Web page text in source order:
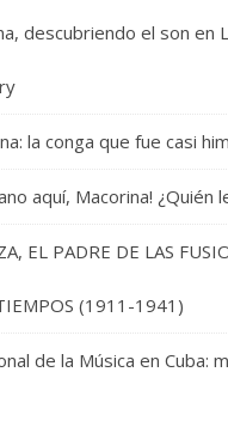
descubriendo el son en
la conga que fue casi
aquí, Macorina! ¿Quién
EL PADRE DE LAS
(1911-1941)
de la Música en Cuba: